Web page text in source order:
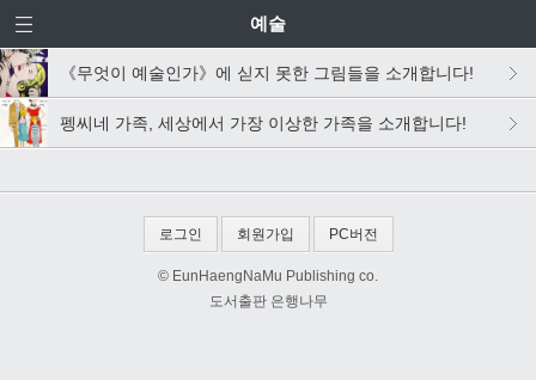
예술
《무엇이 예술인가》에 싣지 못한 그림들을 소개합니다!
펭씨네 가족, 세상에서 가장 이상한 가족을 소개합니다!
로그인 회원가입 PC버전
© EunHaengNaMu Publishing co.
도서출판 은행나무